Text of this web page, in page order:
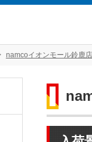
namcoイオンモール鈴鹿店